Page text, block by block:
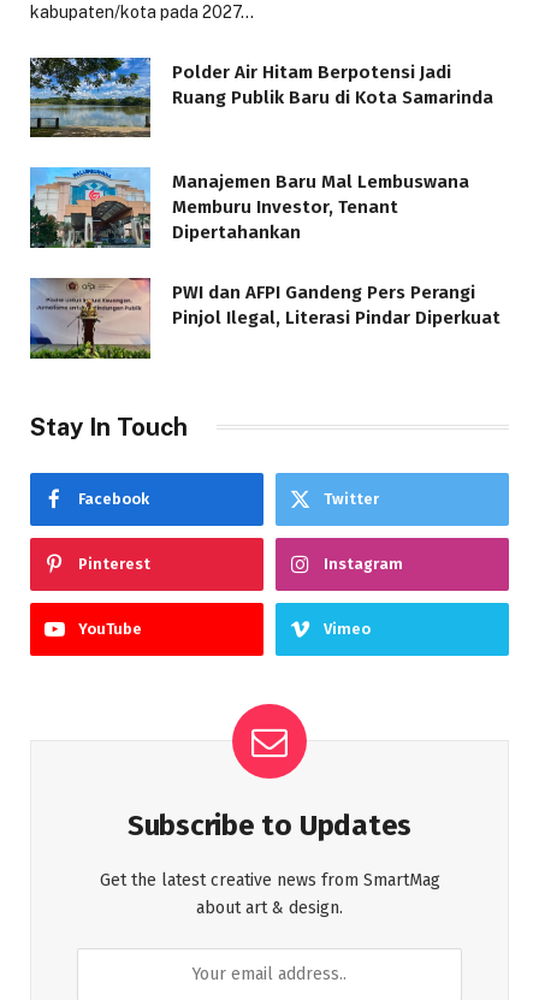
kabupaten/kota pada 2027…
Polder Air Hitam Berpotensi Jadi
Ruang Publik Baru di Kota Samarinda
Manajemen Baru Mal Lembuswana
Memburu Investor, Tenant
Dipertahankan
PWI dan AFPI Gandeng Pers Perangi
Pinjol Ilegal, Literasi Pindar Diperkuat
Stay In Touch
Facebook Twitter
Pinterest Instagram
YouTube Vimeo
Subscribe to Updates
Get the latest creative news from SmartMag
about art & design.